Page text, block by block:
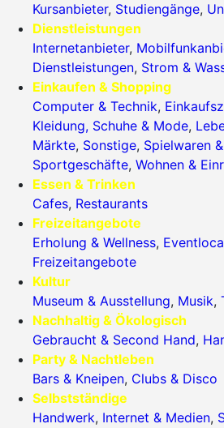
Kursanbieter, Studiengänge,
Dienstleistungen
Internetanbieter,
Dienstleistungen, Strom &
Einkaufen & Shopping
Computer & Technik,
Kleidung, Schuhe & Mode,
Märkte, Sonstige, Spielwaren
Sportgeschäfte, Wohnen &
Essen & Trinken
Cafes, Restaurants
Freizeitangebote
Erholung & Wellness,
Freizeitangebote
Kultur
Museum & Ausstellung, Musik,
Nachhaltig & Ökologisch
Gebraucht & Second Hand,
Party & Nachtleben
Bars & Kneipen, Clubs & Disco
Selbstständige
Handwerk, Internet & Medien,